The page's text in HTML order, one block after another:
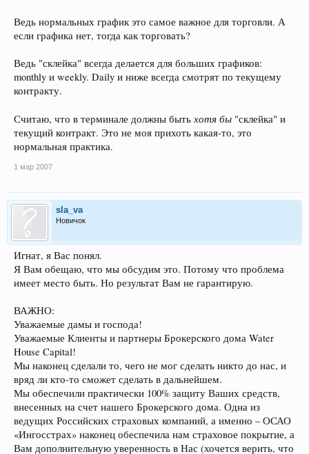
Ведь нормальных график это самое важное для торговли. А
если графика нет, тогда как торговать?
Ведь "склейка" всегда делается для больших графиков:
monthly и weekly. Daily и ниже всегда смотрят по текущему
контракту.
Считаю, что в терминале должны быть хотя бы "склейка" и
текущий контракт. Это не моя прихоть какая-то, это
нормальная практика.
1 мар 2007
sla_va
Новичок
Игнат, я Вас понял.
Я Вам обещаю, что мы обсудим это. Потому что проблема
имеет место быть. Но результат Вам не гарантирую.
ВАЖНО:
Уважаемые дамы и господа!
Уважаемые Клиенты и партнеры Брокерского дома Water
House Capital!
Мы наконец сделали то, чего не мог сделать никто до нас, и
вряд ли кто-то сможет сделать в дальнейшем.
Мы обеспечили практически 100% защиту Ваших средств,
внесенных на счет нашего Брокерского дома. Одна из
ведущих Российских страховых компаний, а именно – ОСАО
«Ингосстрах» наконец обеспечила нам страховое покрытие, а
Вам дополнительную уверенность в Нас (хочется верить, что